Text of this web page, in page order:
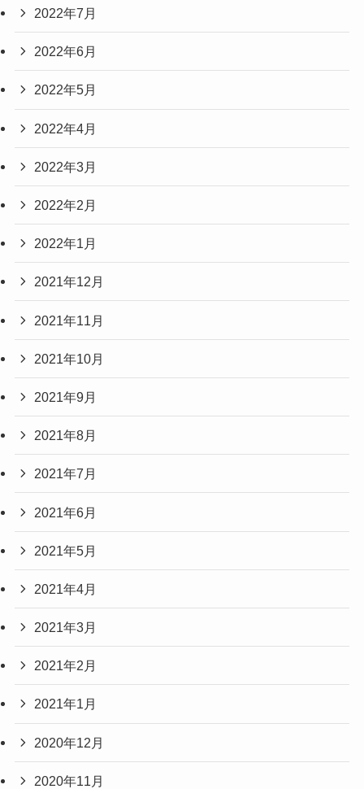
2022年7月
2022年6月
2022年5月
2022年4月
2022年3月
2022年2月
2022年1月
2021年12月
2021年11月
2021年10月
2021年9月
2021年8月
2021年7月
2021年6月
2021年5月
2021年4月
2021年3月
2021年2月
2021年1月
2020年12月
2020年11月